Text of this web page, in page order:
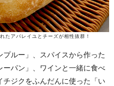
たアパレイユとチーズが相性抜群！
ルー」、スパイスから作った
パン」、ワインと一緒に食べ
ジクをふんだんに使った「い